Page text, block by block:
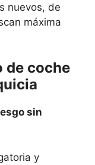
nuevos, de
máxima
de coche
sin
y